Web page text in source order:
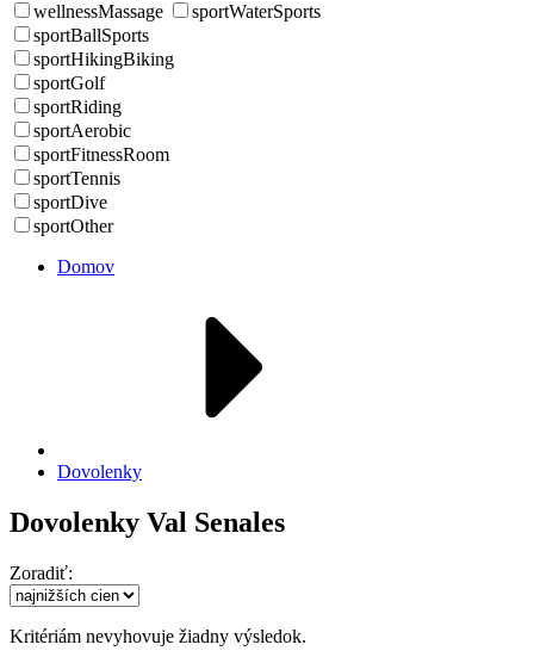
wellnessMassage
sportWaterSports
sportBallSports
sportHikingBiking
sportGolf
sportRiding
sportAerobic
sportFitnessRoom
sportTennis
sportDive
sportOther
Domov
Dovolenky
Dovolenky Val Senales
Zoradiť:
Kritériám nevyhovuje žiadny výsledok.